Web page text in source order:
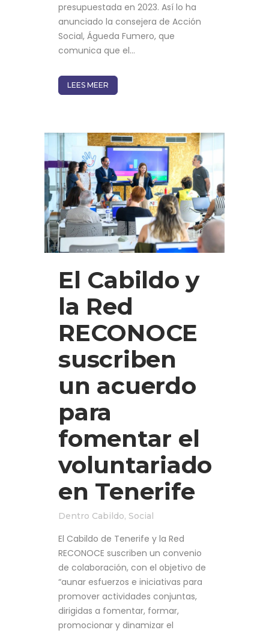
presupuestada en 2023. Así lo ha
anunciado la consejera de Acción
Social, Águeda Fumero, que
comunica que el...
LEES MEER
El Cabildo y
la Red
RECONOCE
suscriben
un acuerdo
para
fomentar el
voluntariado
en Tenerife
Dentro Cabildo, Social
El Cabildo de Tenerife y la Red
RECONOCE suscriben un convenio
de colaboración, con el objetivo de
“aunar esfuerzos e iniciativas para
promover actividades conjuntas,
dirigidas a fomentar, formar,
promocionar y dinamizar el